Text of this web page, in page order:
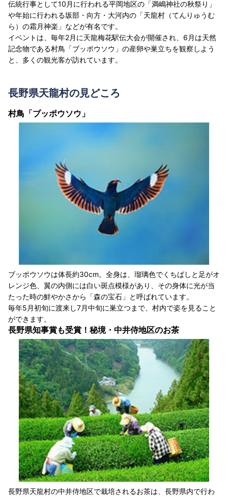
伝統行事として10月に行われる平岡地区の「満嶋神社の秋祭り」
や年始に行われる坂部・向方・大河内の「天龍村（てんりゅうむ
ら）の霜月神楽」などが有名です。
イベントは、毎年2月に天龍梅花駅伝大会が開催され、6月は天然
記念物である村鳥「ブッポウソウ」の産卵や巣立ちを観察しよう
と、多くの観光客が訪れています。
長野県天龍村の見どころ
村鳥「ブッポウソウ」
ブッポウソウは体長約30cm。全身は、瑠璃色でくちばしと足がオ
レンジ色、翼の内側には白い斑点模様があり、その身体に光が当
たった時の鮮やかさから「森の宝石」と呼ばれています。
毎年5月初旬に渡来し7月中旬に巣立つまで、村内で姿を見ること
ができます。
長野県知事賞も受賞！秘境・中井侍地区のお茶
長野県天龍村の中井侍地区で栽培されるお茶は、長野県内で行わ